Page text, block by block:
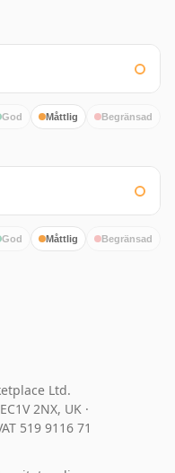
God Måttlig Begränsad
God Måttlig Begränsad
Ltd.
2NX, UK ·
519 9116 71